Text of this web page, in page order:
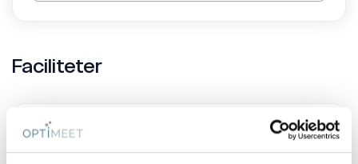
design med gennemtænkte materialevalg og høj
Lokale smagsoplevelser i centrum
Maden er en vigtig del af opholdet. Køkkenet arbejder
Faciliteter
Adgangsforhold specifikation